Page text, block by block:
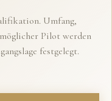
Umfang,
Pilot werden
festgelegt.